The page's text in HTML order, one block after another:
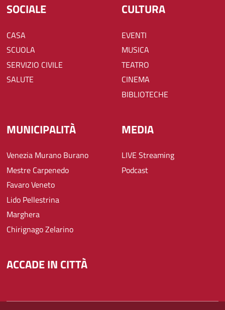
SOCIALE
CASA
SCUOLA
SERVIZIO CIVILE
SALUTE
CULTURA
EVENTI
MUSICA
TEATRO
CINEMA
BIBLIOTECHE
MUNICIPALITÀ
Venezia Murano Burano
Mestre Carpenedo
Favaro Veneto
Lido Pellestrina
Marghera
Chirignago Zelarino
MEDIA
LIVE Streaming
Podcast
ACCADE IN CITTÀ